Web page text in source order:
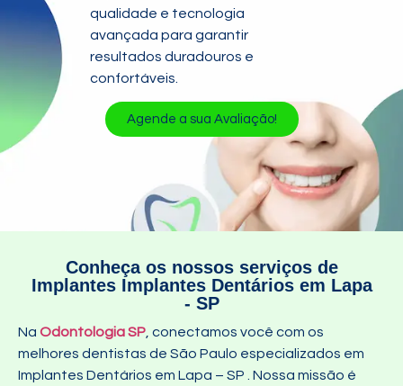
qualidade e tecnologia
avançada para garantir
resultados duradouros e
confortáveis.
Agende a sua Avaliação!
Conheça os nossos serviços de
Implantes Implantes Dentários em Lapa
- SP
Na Odontologia SP , conectamos você com os
melhores dentistas de São Paulo especializados em
Implantes Dentários em Lapa – SP
. Nossa missão é